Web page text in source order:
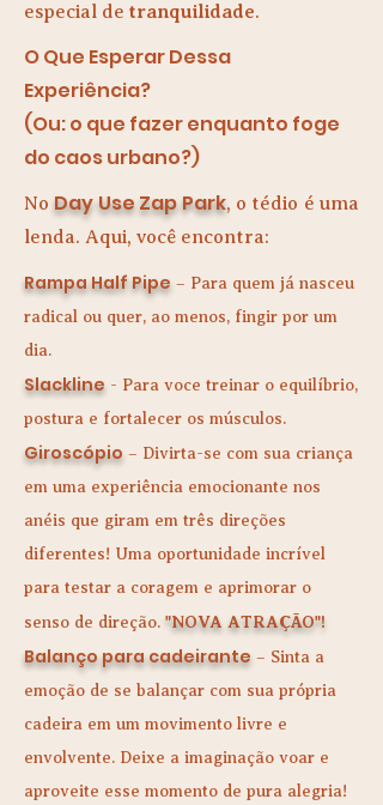
especial de tranquilidade.
O Que Esperar Dessa
Experiência?
(Ou: o que fazer enquanto foge
do caos urbano?)
NoDay Use Zap Park, o tédio é uma
lenda. Aqui, você encontra:
Rampa Half Pipe – Para quem já nasceu
radical ou quer, ao menos, fingir por um
dia.
Slackline - Para voce treinar o equilíbrio,
postura e fortalecer os músculos.
Giroscópio – Divirta-se com sua criança
em uma experiência emocionante nos
anéis que giram em três direções
diferentes! Uma oportunidade incrível
para testar a coragem e aprimorar o
senso de direção. "NOVA ATRAÇÃO"!
Balanço para cadeirante – Sinta a
emoção de se balançar com sua própria
cadeira em um movimento livre e
envolvente. Deixe a imaginação voar e
aproveite esse momento de pura alegria!